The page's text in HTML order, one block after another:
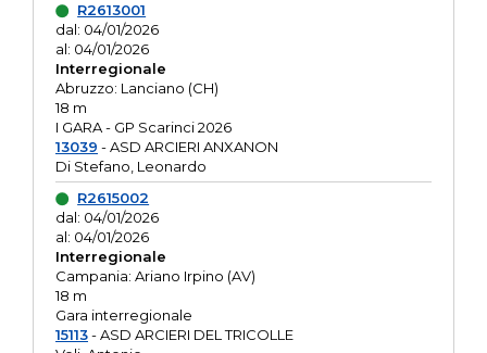
R2613001
dal: 04/01/2026
al: 04/01/2026
Interregionale
Abruzzo: Lanciano (CH)
18 m
I GARA - GP Scarinci 2026
13039 - ASD ARCIERI ANXANON
Di Stefano, Leonardo
R2615002
dal: 04/01/2026
al: 04/01/2026
Interregionale
Campania: Ariano Irpino (AV)
18 m
Gara interregionale
15113- ASD ARCIERI DEL TRICOLLE